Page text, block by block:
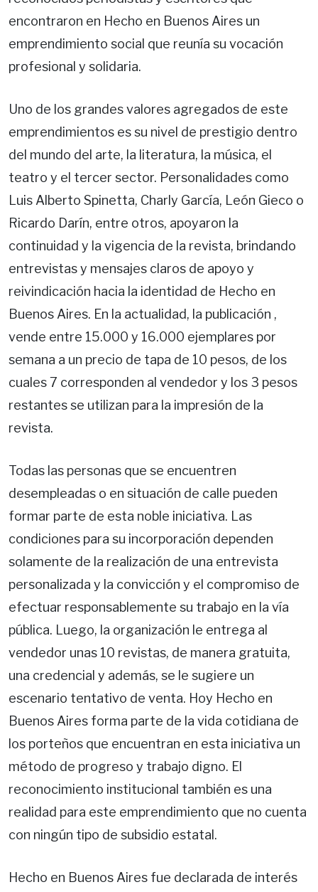
encontraron en Hecho en Buenos Aires un
emprendimiento social que reunía su vocación
profesional y solidaria.
Uno de los grandes valores agregados de este
emprendimientos es su nivel de prestigio dentro
del mundo del arte, la literatura, la música, el
teatro y el tercer sector. Personalidades como
Luis Alberto Spinetta, Charly García, León Gieco o
Ricardo Darín, entre otros, apoyaron la
continuidad y la vigencia de la revista, brindando
entrevistas y mensajes claros de apoyo y
reivindicación hacia la identidad de Hecho en
Buenos Aires. En la actualidad, la publicación ,
vende entre 15.000 y 16.000 ejemplares por
semana a un precio de tapa de 10 pesos, de los
cuales 7 corresponden al vendedor y los 3 pesos
restantes se utilizan para la impresión de la
revista.
Todas las personas que se encuentren
desempleadas o en situación de calle pueden
formar parte de esta noble iniciativa. Las
condiciones para su incorporación dependen
solamente de la realización de una entrevista
personalizada y la convicción y el compromiso de
efectuar responsablemente su trabajo en la vía
pública. Luego, la organización le entrega al
vendedor unas 10 revistas, de manera gratuita,
una credencial y además, se le sugiere un
escenario tentativo de venta. Hoy Hecho en
Buenos Aires forma parte de la vida cotidiana de
los porteños que encuentran en esta iniciativa un
método de progreso y trabajo digno. El
reconocimiento institucional también es una
realidad para este emprendimiento que no cuenta
con ningún tipo de subsidio estatal.
Hecho en Buenos Aires fue declarada de interés